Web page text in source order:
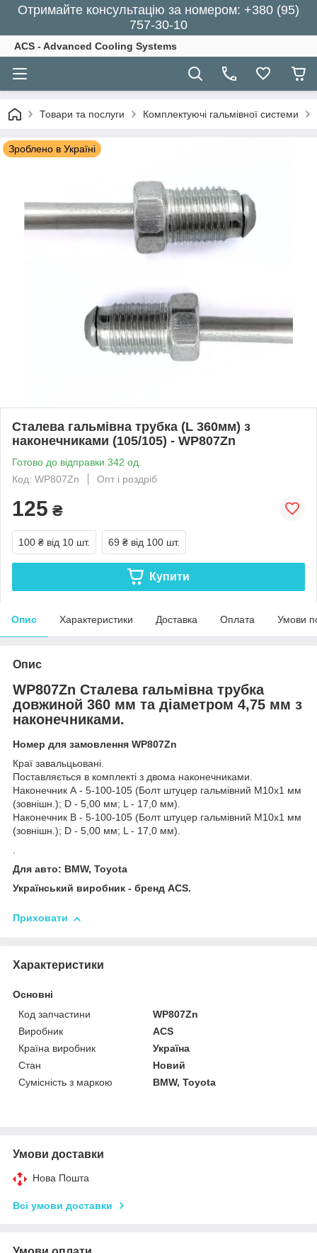
Отримайте консультацію за номером: +380 (95)
757-30-10
ACS - Advanced Cooling Systems
Товари та послуги Комплектуючі гальмівної системи
Зроблено в Україні
Сталева гальмівна трубка (L 360мм) з
наконечниками (105/105) - WP807Zn
Готово до відправки 342 од.
Код: WP807Zn
Опт і роздріб
125 ₴
100 ₴ від 10 шт. 69 ₴ від 100 шт.
Купити
Опис Характеристики Доставка Оплата Умови
Опис
WP807Zn Сталева гальмівна трубка
довжиной 360 мм та діаметром 4,75 мм з
наконечниками.
Номер для замовлення WP807Zn
Краї завальцьовані.
Поставляється в комплекті з двома наконечниками.
Наконечник А - 5-100-105 (Болт штуцер гальмівний М10х1 мм
(зовнішн.); D - 5,00 мм; L - 17,0 мм).
Наконечник В - 5-100-105 (Болт штуцер гальмівний М10х1 мм
(зовнішн.); D - 5,00 мм; L - 17,0 мм).
.
Для авто: BMW, Toyota
Український виробник - бренд ACS.
Приховати
Характеристики
Основні
Код запчастини
WP807Zn
Виробник
ACS
Країна виробник
Україна
Стан
Новий
Сумісність з маркою
BMW, Toyota
Умови доставки
Нова Пошта
Всі умови доставки